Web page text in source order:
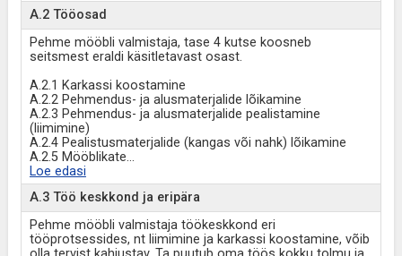
A.2 Tööosad
Pehme mööbli valmistaja, tase 4 kutse koosneb
seitsmest eraldi käsitletavast osast.
A.2.1 Karkassi koostamine
A.2.2 Pehmendus- ja alusmaterjalide lõikamine
A.2.3 Pehmendus- ja alusmaterjalide pealistamine
(liimimine)
A.2.4 Pealistusmaterjalide (kangas või nahk) lõikamine
A.2.5 Mööblikate...
Loe edasi
A.3 Töö keskkond ja eripära
Pehme mööbli valmistaja töökeskkond eri
tööprotsessides, nt liimimine ja karkassi koostamine, võib